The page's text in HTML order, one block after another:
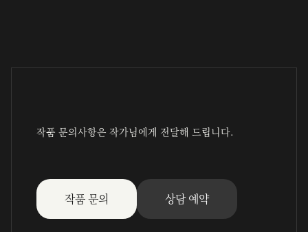
작품 문의사항은 작가님에게 전달해 드립니다.
작품 문의 상담 예약